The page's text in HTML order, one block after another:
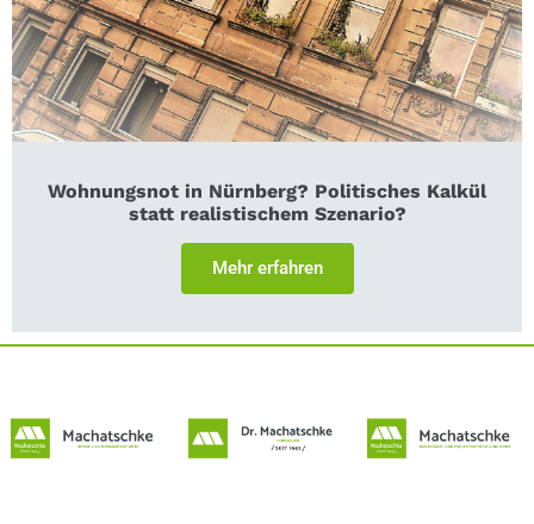
Wohnungsnot in Nürnberg? Politisches Kalkül
statt realistischem Szenario?
Mehr erfahren